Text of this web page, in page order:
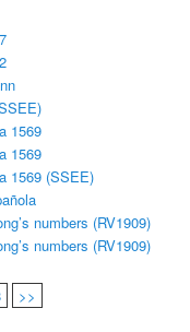
1569
1569
1569 (SSEE)
numbers (RV1909)
numbers (RV1909)
>>